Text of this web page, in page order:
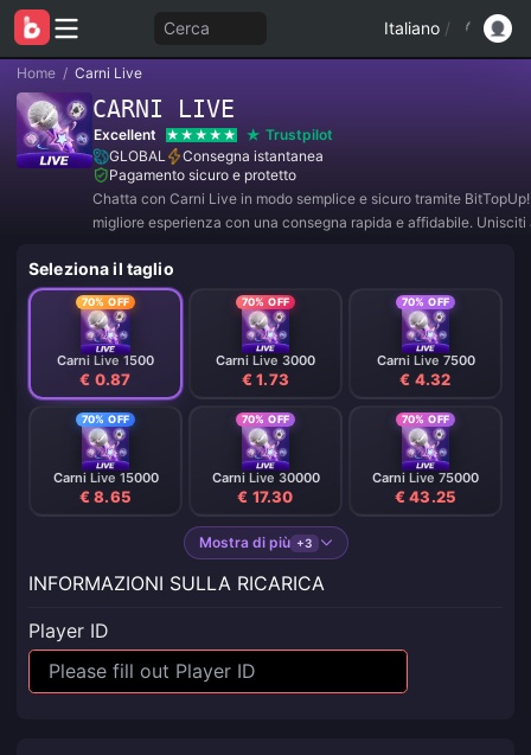
Cerca Italiano /
Home / Carni Live
CARNI LIVE
Excellent
Trustpilot
GLOBAL
Consegna istantanea
Pagamento sicuro e protetto
Chatta con Carni Live in modo semplice e sicuro tramite
migliore esperienza con una consegna rapida e affidabile. Unisciti
Seleziona il taglio
70% OFF
Carni Live 1500
€ 0.87
70% OFF
Carni Live 3000
€ 1.73
70% OFF
Carni Live 7500
€ 4.32
70% OFF
Carni Live 15000
€ 8.65
70% OFF
Carni Live 30000
€ 17.30
70% OFF
Carni Live 75000
€ 43.25
Mostra di più +3
INFORMAZIONI SULLA RICARICA
Player ID